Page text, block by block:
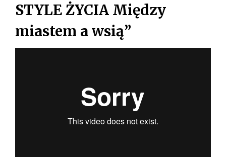
STYLE ŻYCIA Między
miastem a wsią”